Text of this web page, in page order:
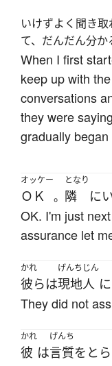
いけずよく聞き取
て、だんだん分か
When I first
keep up with
conversations
they were
gradually
オッケー
ＯＫ 。
となり
隣 に
OK. I'm just
assurance let
かれ
彼らは
げんちじん
現地人 に
They did not
かれ
彼 は
げんち
言質を と